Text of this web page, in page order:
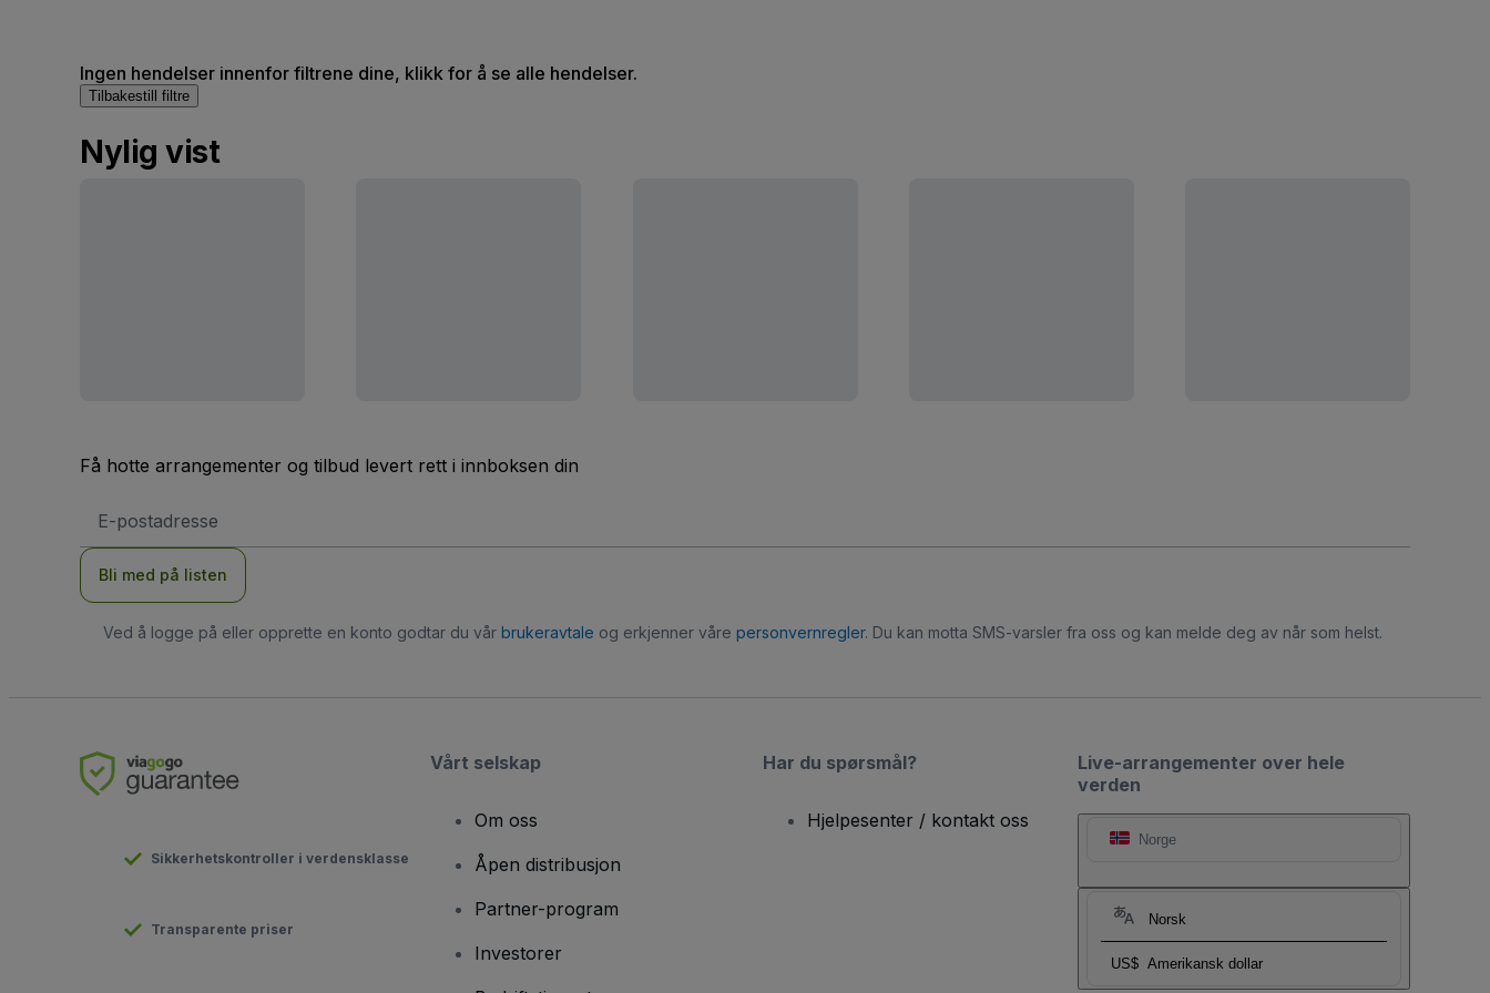
Ingen hendelser innenfor filtrene dine, klikk for å se alle hendelser.
Tilbakestill filtre
Nylig vist
Få hotte arrangementer og tilbud levert rett i innboksen din
postadresse
Bli med på listen
Ved å logge på eller opprette en konto godtar du vår brukeravtale og erkjenner våre personvernregler. Du kan motta SMS-varsler fra oss og kan melde deg av når som helst.
Live-arrangementer over hele
verden
Norge
Norsk
US$ Amerikansk dollar
Sikkerhetskontroller i verdensklasse
Transparente priser
Vårt selskap
Om oss
Åpen distribusjon
Partner-program
Investorer
Har du spørsmål?
Hjelpesenter / kontakt oss